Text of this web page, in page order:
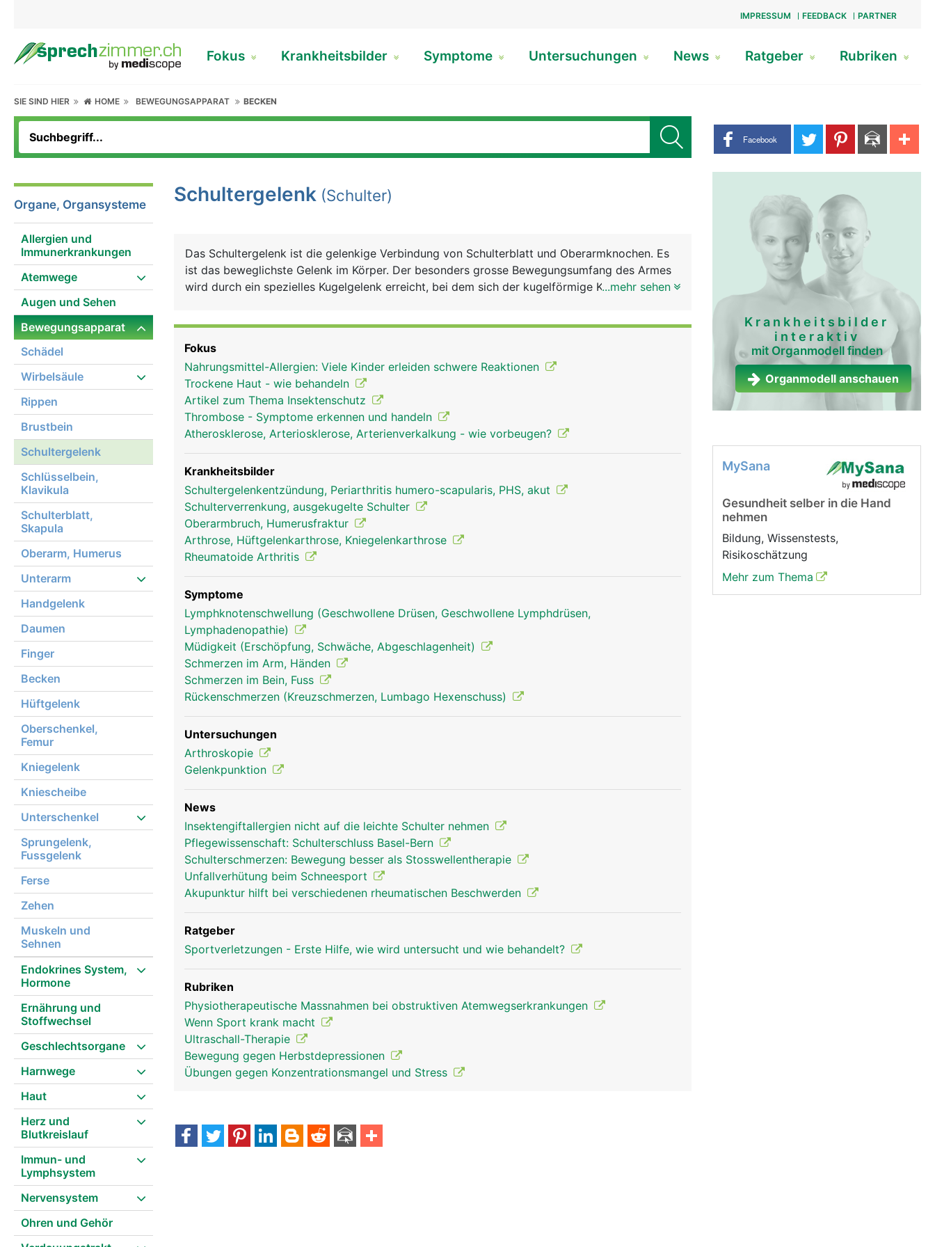
IMPRESSUM FEEDBACK PARTNER
Fokus Krankheitsbilder Symptome Untersuchungen News Ratgeber Rubriken
SIE SIND HIER HOME BEWEGUNGSAPPARAT BECKEN
Share buttons
Facebook
Organe, Organsysteme
Allergien und
Immunerkrankungen
Atemwege
Augen und Sehen
Bewegungsapparat
Schädel
Wirbelsäule
Rippen
Brustbein
Schultergelenk
Schlüsselbein,
Klavikula
Schulterblatt,
Skapula
Oberarm, Humerus
Unterarm
Handgelenk
Daumen
Finger
Becken
Hüftgelenk
Oberschenkel,
Femur
Kniegelenk
Kniescheibe
Unterschenkel
Sprungelenk,
Fussgelenk
Ferse
Zehen
Muskeln und
Sehnen
Endokrines System,
Hormone
Ernährung und
Stoffwechsel
Geschlechtsorgane
Harnwege
Haut
Herz und
Blutkreislauf
Immun- und
Lymphsystem
Nervensystem
Ohren und Gehör
Schultergelenk (Schulter)
Das Schultergelenk ist die gelenkige Verbindung von Schulterblatt und Oberarmknochen. Es
ist das beweglichste Gelenk im Körper. Der besonders grosse Bewegungsumfang des Armes
wird durch ein spezielles Kugelgelenk erreicht, bei dem sich der kugelförmige Kopf des
komplexen Struktur aus Gelenkkapsel, Schleimbeuteln, Bändern sowie vier kleinere Muskeln
und deren Sehnen (sogenannte Rotatorenmanschette) und dem grossen Schultermuskel
(Deltoideus) umgeben. Die Bewegung des Armes wird durch das Zusammenspiel von Gelenk,
Bändern und Muskeln ermöglicht.
Schultergelenk Frau Schultergelenk Mann
...mehr sehen
Fokus
Nahrungsmittel-Allergien: Viele Kinder erleiden schwere Reaktionen
Trockene Haut - wie behandeln
Artikel zum Thema Insektenschutz
Thrombose - Symptome erkennen und handeln
Atherosklerose, Arteriosklerose, Arterienverkalkung - wie vorbeugen?
Krankheitsbilder
Schultergelenkentzündung, Periarthritis humero-scapularis, PHS, akut
Schulterverrenkung, ausgekugelte Schulter
Oberarmbruch, Humerusfraktur
Arthrose, Hüftgelenkarthrose, Kniegelenkarthrose
Rheumatoide Arthritis
Symptome
Lymphknotenschwellung (Geschwollene Drüsen, Geschwollene Lymphdrüsen,
Lymphadenopathie)
Müdigkeit (Erschöpfung, Schwäche, Abgeschlagenheit)
Schmerzen im Arm, Händen
Schmerzen im Bein, Fuss
Rückenschmerzen (Kreuzschmerzen, Lumbago Hexenschuss)
Untersuchungen
Arthroskopie
Gelenkpunktion
News
Insektengiftallergien nicht auf die leichte Schulter nehmen
Pflegewissenschaft: Schulterschluss Basel-Bern
Schulterschmerzen: Bewegung besser als Stosswellentherapie
Unfallverhütung beim Schneesport
Akupunktur hilft bei verschiedenen rheumatischen Beschwerden
Ratgeber
Sportverletzungen - Erste Hilfe, wie wird untersucht und wie behandelt?
Rubriken
Physiotherapeutische Massnahmen bei obstruktiven Atemwegserkrankungen
Wenn Sport krank macht
Ultraschall-Therapie
Bewegung gegen Herbstdepressionen
Übungen gegen Konzentrationsmangel und Stress
Krankheitsbilder
interaktiv
mit Organmodell finden
Organmodell anschauen
MySana
Gesundheit selber in die Hand
nehmen
Bildung, Wissenstests,
Risikoschätzung
Mehr zum Thema